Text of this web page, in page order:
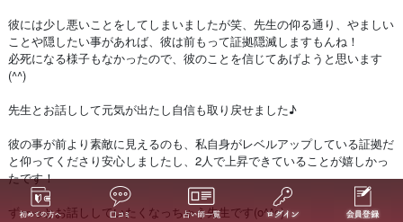
彼には少し悪いことをしてしまいましたが笑、先生の仰る通り、やましい
ことや隠したい事があれば、彼は前もって証拠隠滅しますもんね！
必死になる様子もなかったので、彼のことを信じてあげようと思います
(^^)
先生とお話しして元気が出たし自信も取り戻せました♪
彼の事が前より素敵に見えるのも、私自身がレベルアップしている証拠だ
と仰ってくださり安心しましたし、2人で上昇できていることが嬉しかっ
たです！
ずーっとお話ししていたくなっちゃう先生です(o^^o)